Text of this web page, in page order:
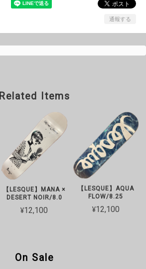
通報する
Related Items
【LESQUE】MANA ×
DESERT NOIR/8.0
¥12,100
【LESQUE】AQUA
FLOW/8.25
¥12,100
On Sale